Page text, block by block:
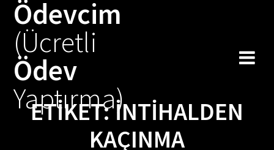
Ödevcim
(Ücretli
Ödev
Yaptırma)
ETIKET:INTIHALDEN
KAÇINMA